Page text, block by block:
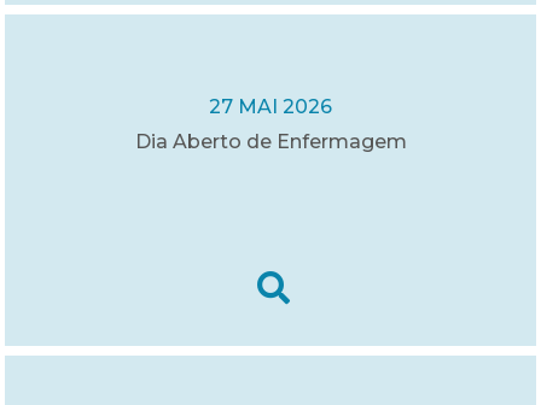
27 MAI 2026
Dia Aberto de Enfermagem